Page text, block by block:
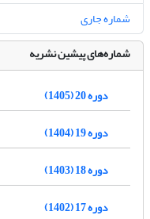
شماره جاری
شماره‌های پیشین نشریه
دوره 20 (1405)
دوره 19 (1404)
دوره 18 (1403)
دوره 17 (1402)